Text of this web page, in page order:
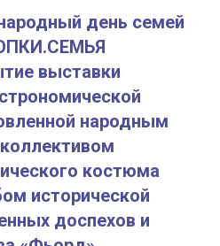
день семей
выставки
народным
костюма
исторической
доспехов и